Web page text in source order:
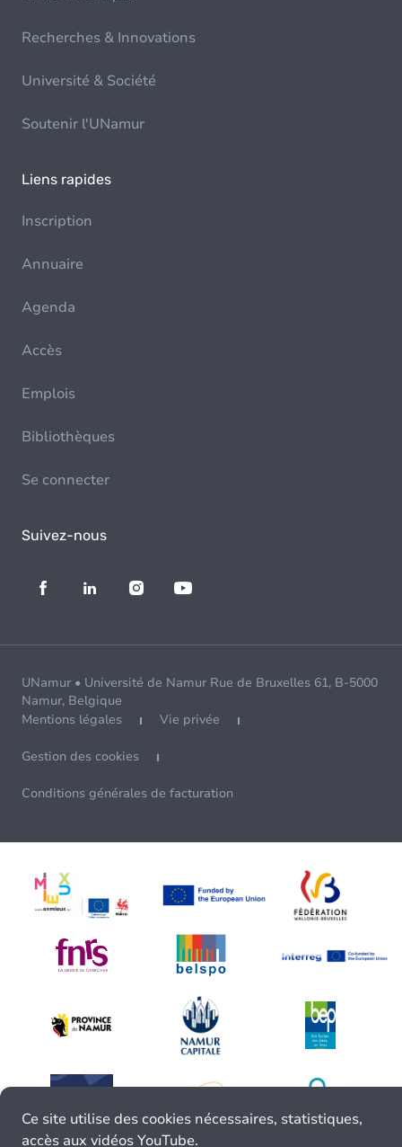
Recherches & Innovations
Université & Société
Soutenir l'UNamur
Liens rapides
Inscription
Annuaire
Agenda
Accès
Emplois
Bibliothèques
Se connecter
Suivez-nous
UNamur • Université de Namur Rue de Bruxelles 61, B-5000
Namur, Belgique
Mentions légales
Vie privée
Gestion des cookies
Conditions générales de facturation
Ce site utilise des cookies nécessaires, statistiques,
accès aux vidéos YouTube.